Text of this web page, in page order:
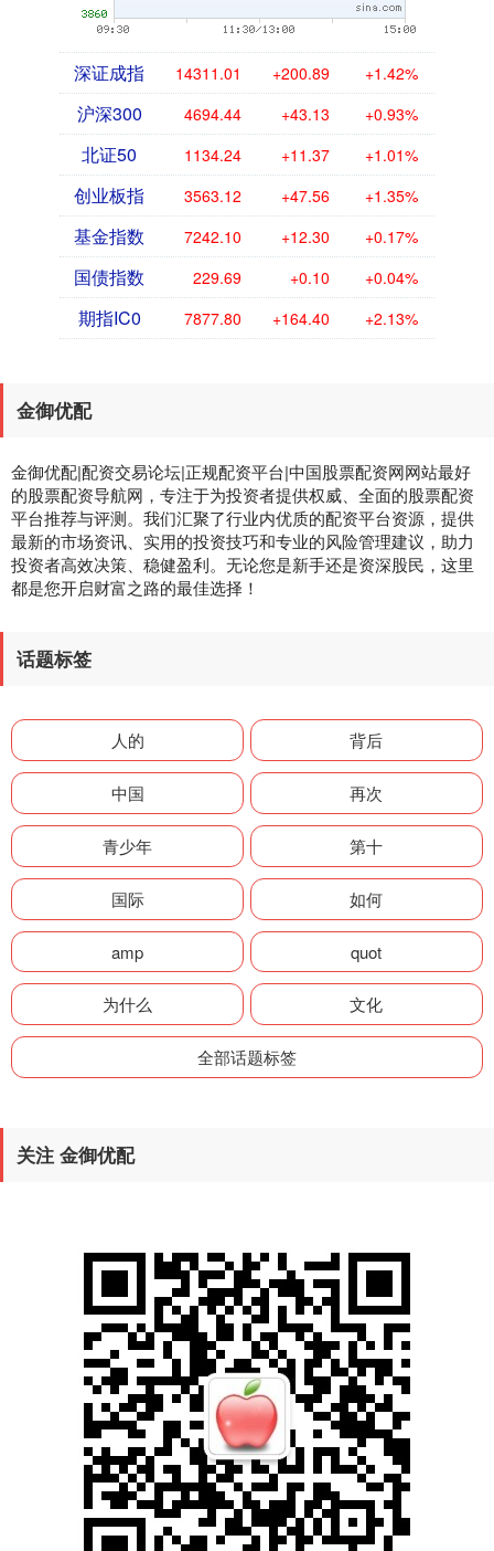
深证成指 14311.01 +200.89 +1.42%
沪深300 4694.44 +43.13 +0.93%
北证50 1134.24 +11.37 +1.01%
创业板指 3563.12 +47.56 +1.35%
基金指数 7242.10 +12.30 +0.17%
国债指数 229.69 +0.10 +0.04%
期指IC0 7877.80 +164.40 +2.13%
金御优配
金御优配|配资交易论坛|正规配资平台|中国股票配资网网站最好
的股票配资导航网，专注于为投资者提供权威、全面的股票配资
平台推荐与评测。我们汇聚了行业内优质的配资平台资源，提供
最新的市场资讯、实用的投资技巧和专业的风险管理建议，助力
投资者高效决策、稳健盈利。无论您是新手还是资深股民，这里
都是您开启财富之路的最佳选择！
话题标签
人的 背后
中国 再次
青少年 第十
国际 如何
amp quot
为什么 文化
全部话题标签
关注 金御优配